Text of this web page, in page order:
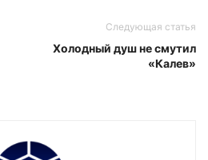
Следующая статья
Холодный душ не смутил
«Калев»